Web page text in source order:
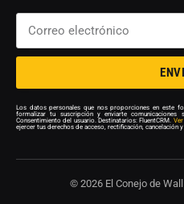
Los datos personales que nos proporciones en este
formalizar tu suscripción y enviarte
Consentimiento del usuario. Destinatarios: FluentCRM.
ejercer tus derechos de acceso, rectificación,
© 2026 El Conejo de